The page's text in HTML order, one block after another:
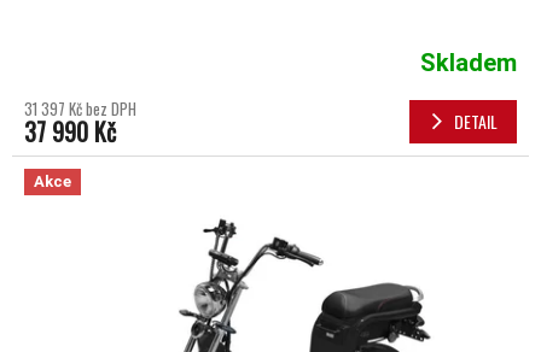
Skladem
31 397 Kč bez DPH
37 990 Kč DETAIL
Akce